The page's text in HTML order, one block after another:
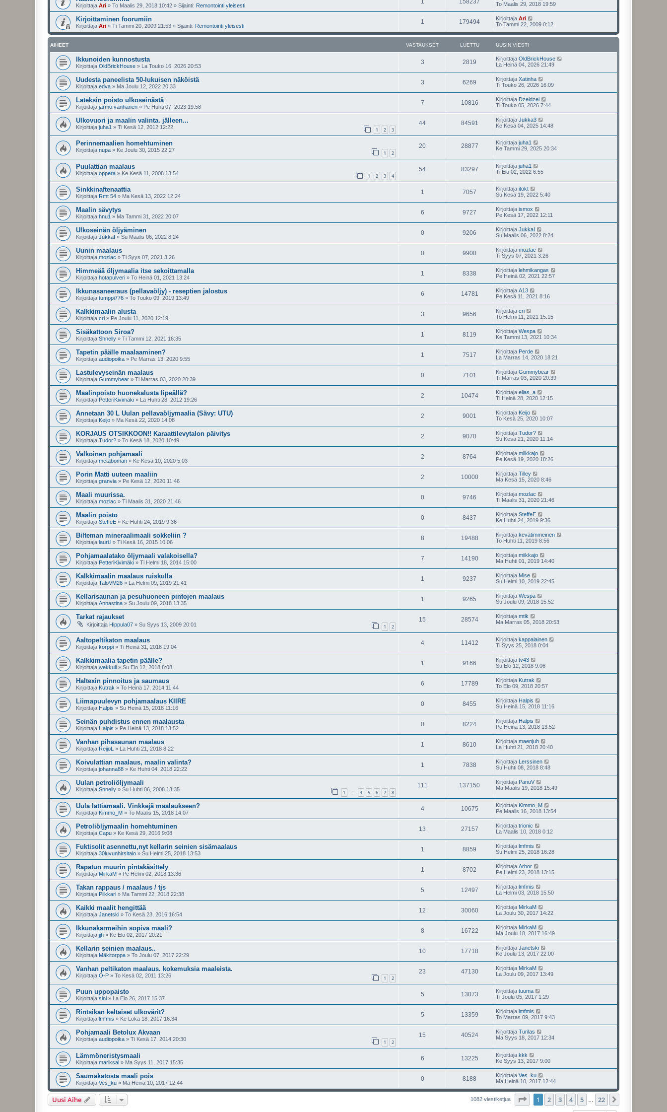
Kirjoittaja Ari » To Maalis 29, 2018 10:42 » Sijainti: Remontointi yleisesti
To Maalis 29, 2018 19:59
Kirjoittaminen foorumiin
Kirjoittaja Ari » Ti Tammi 20, 2009 21:53 » Sijainti: Remontointi yleisesti
1 179494 Kirjoittaja Ari
To Tammi 22, 2009 0:12
AIHEET VASTAUKSET LUETTU UUSIN VIESTI
Ikkunoiden kunnostusta
Kirjoittaja OldBrickHouse » La Touko 16, 2026 20:53
3 2819 Kirjoittaja OldBrickHouse
La Heinä 04, 2026 21:49
Uudesta paneelista 50-lukuisen näköistä
Kirjoittaja edva » Ma Joulu 12, 2022 20:33
3 6269 Kirjoittaja Xatinha
Ti Touko 26, 2026 16:09
Lateksin poisto ulkoseinästä
Kirjoittaja jarmo.vanhanen » Pe Huhti 07, 2023 19:58
7 10816 Kirjoittaja Dzeidzei
Ti Touko 05, 2026 7:44
Ulkovuori ja maalin valinta. jälleen...
Kirjoittaja juha1 » Ti Kesä 12, 2012 12:22 1 2 3
44 84591 Kirjoittaja Jukka3
Ke Kesä 04, 2025 14:48
Perinnemaalien homehtuminen
Kirjoittaja nupa » Ke Joulu 30, 2015 22:27 1 2
20 28877 Kirjoittaja juha1
Ke Tammi 29, 2025 20:34
Puulattian maalaus
Kirjoittaja oppera » Ke Kesä 11, 2008 13:54 1 2 3 4
54 83297 Kirjoittaja juha1
Ti Elo 02, 2022 6:55
Sinkkinaftenaattia
Kirjoittaja Rmt 54 » Ma Kesä 13, 2022 12:24
1 7057 Kirjoittaja itokt
Su Kesä 19, 2022 5:40
Maalin sävytys
Kirjoittaja hnu1 » Ma Tammi 31, 2022 20:07
6 9727 Kirjoittaja ismox
Pe Kesä 17, 2022 12:11
Ulkoseinän öljyäminen
Kirjoittaja JukkaI » Su Maalis 06, 2022 8:24
0 9206 Kirjoittaja JukkaI
Su Maalis 06, 2022 8:24
Uunin maalaus
Kirjoittaja mozlac » Ti Syys 07, 2021 3:26
0 9900 Kirjoittaja mozlac
Ti Syys 07, 2021 3:26
Himmeää öljymaalia itse sekoittamalla
Kirjoittaja hotapulveri » To Heinä 01, 2021 13:24
1 8338 Kirjoittaja lehmikangas
Pe Heinä 02, 2021 22:57
Ikkunasaneeraus (pellavaöljy) - reseptien jalostus
Kirjoittaja tumppi776 » To Touko 09, 2019 13:49
6 14781 Kirjoittaja A13
Pe Kesä 11, 2021 8:16
Kalkkimaalin alusta
Kirjoittaja cri » Pe Joulu 11, 2020 12:19
3 9656 Kirjoittaja cri
To Helmi 11, 2021 15:15
Sisäkattoon Siroa?
Kirjoittaja Shnelly » Ti Tammi 12, 2021 16:35
1 8119 Kirjoittaja Wespa
Ke Tammi 13, 2021 10:34
Tapetin päälle maalaaminen?
Kirjoittaja audiopoika » Pe Marras 13, 2020 9:55
1 7517 Kirjoittaja Perde
La Marras 14, 2020 18:21
Lastulevyseinän maalaus
Kirjoittaja Gummybear » Ti Marras 03, 2020 20:39
0 7101 Kirjoittaja Gummybear
Ti Marras 03, 2020 20:39
Maalinpoisto huonekalusta lipeällä?
Kirjoittaja PetteriKivimäki » La Huhti 28, 2012 19:26
2 10474 Kirjoittaja elias_a
Ti Heinä 28, 2020 12:15
Annetaan 30 L Uulan pellavaöljymaalia (Sävy: UTU)
Kirjoittaja Keijo » Ma Kesä 22, 2020 14:08
2 9001 Kirjoittaja Keijo
To Kesä 25, 2020 10:07
KORJAUS OTSIKKOON!! Karaattilevytalon päivitys
Kirjoittaja Tudor? » To Kesä 18, 2020 10:49
2 9070 Kirjoittaja Tudor?
Su Kesä 21, 2020 11:14
Valkoinen pohjamaali
Kirjoittaja metaboman » Ke Kesä 10, 2020 5:03
2 8764 Kirjoittaja miikkajo
Pe Kesä 19, 2020 18:26
Porin Matti uuteen maaliin
Kirjoittaja granvia » Pe Kesä 12, 2020 11:46
2 10000 Kirjoittaja Tilley
Ma Kesä 15, 2020 8:46
Maali muurissa.
Kirjoittaja mozlac » Ti Maalis 31, 2020 21:46
0 9746 Kirjoittaja mozlac
Ti Maalis 31, 2020 21:46
Maalin poisto
Kirjoittaja SteffeE » Ke Huhti 24, 2019 9:36
0 8437 Kirjoittaja SteffeE
Ke Huhti 24, 2019 9:36
Bilteman mineraalimaali sokkeliin ?
Kirjoittaja lauri.l » Ti Kesä 16, 2015 10:06
8 19488 Kirjoittaja kevätimmeinen
To Huhti 11, 2019 8:56
Pohjamaalatako öljymaali valakoisella?
Kirjoittaja PetteriKivimäki » Ti Helmi 18, 2014 15:00
7 14190 Kirjoittaja miikkajo
Ma Huhti 01, 2019 14:40
Kalkkimaalin maalaus ruiskulla
Kirjoittaja TaloVM26 » La Helmi 09, 2019 21:41
1 9237 Kirjoittaja Mise
Su Helmi 10, 2019 22:45
Kellarisaunan ja pesuhuoneen pintojen maalaus
Kirjoittaja Annastina » Su Joulu 09, 2018 13:35
1 9265 Kirjoittaja Wespa
Su Joulu 09, 2018 15:52
Tarkat rajaukset
Kirjoittaja Hippula07 » Su Syys 13, 2009 20:01 1 2
15 28574 Kirjoittaja mtik
Ma Marras 05, 2018 20:53
Aaltopeltikaton maalaus
Kirjoittaja korppi » Ti Heinä 31, 2018 19:04
4 11412 Kirjoittaja kappalainen
Ti Syys 25, 2018 0:04
Kalkkimaalia tapetin päälle?
Kirjoittaja wekkuli » Su Elo 12, 2018 8:08
1 9166 Kirjoittaja tv43
Su Elo 12, 2018 9:06
Haltexin pinnoitus ja saumaus
Kirjoittaja Kutrak » To Heinä 17, 2014 11:44
6 17789 Kirjoittaja Kutrak
To Elo 09, 2018 20:57
Liimapuulevyn pohjamaalaus KIIRE
Kirjoittaja Halpis » Su Heinä 15, 2018 11:16
0 8455 Kirjoittaja Halpis
Su Heinä 15, 2018 11:16
Seinän puhdistus ennen maalausta
Kirjoittaja Halpis » Pe Heinä 13, 2018 13:52
0 8224 Kirjoittaja Halpis
Pe Heinä 13, 2018 13:52
Vanhan pihasaunan maalaus
Kirjoittaja ReijoL » La Huhti 21, 2018 8:22
1 8610 Kirjoittaja maenjuh
La Huhti 21, 2018 20:40
Koivulattian maalaus, maalin valinta?
Kirjoittaja johanna88 » Ke Huhti 04, 2018 22:22
1 7838 Kirjoittaja Lerssinen
Su Huhti 08, 2018 8:48
Uulan petroliöljymaali
Kirjoittaja Shnelly » Su Huhti 06, 2008 13:35 1 … 4 5 6 7 8
111 137150 Kirjoittaja PanuV
Ma Maalis 19, 2018 15:49
Uula lattiamaali. Vinkkejä maalaukseen?
Kirjoittaja Kimmo_M » To Maalis 15, 2018 14:07
4 10675 Kirjoittaja Kimmo_M
Pe Maalis 16, 2018 13:54
Petroliöljymaalin homehtuminen
Kirjoittaja Capu » Ke Kesä 29, 2016 9:08
13 27157 Kirjoittaja trionic
La Maalis 10, 2018 0:12
Fuktisolit asennettu,nyt kellarin seinien sisämaalaus
Kirjoittaja 30luvunhirsitalo » Su Helmi 25, 2018 13:53
1 8859 Kirjoittaja lmfmis
Su Helmi 25, 2018 16:28
Rapatun muurin pintakäsittely
Kirjoittaja MirkaM » Pe Helmi 02, 2018 13:36
1 8702 Kirjoittaja Arbor
Pe Helmi 23, 2018 13:15
Takan rappaus / maalaus / tjs
Kirjoittaja Piikkari » Ma Tammi 22, 2018 22:38
5 12497 Kirjoittaja lmfmis
La Helmi 03, 2018 15:50
Kaikki maalit hengittää
Kirjoittaja Janetski » To Kesä 23, 2016 16:54
12 30060 Kirjoittaja MirkaM
La Joulu 30, 2017 14:22
Ikkunakarmeihin sopiva maali?
Kirjoittaja jjh » Ke Elo 02, 2017 20:21
8 16722 Kirjoittaja MirkaM
Ma Joulu 18, 2017 16:49
Kellarin seinien maalaus..
Kirjoittaja Mäkitorppa » To Joulu 07, 2017 22:29
10 17718 Kirjoittaja Janetski
Ke Joulu 13, 2017 22:00
Vanhan peltikaton maalaus. kokemuksia maaleista.
Kirjoittaja O-P » To Kesä 02, 2011 13:26 1 2
23 47130 Kirjoittaja MirkaM
La Joulu 09, 2017 13:49
Puun uppopaisto
Kirjoittaja sini » La Elo 26, 2017 15:37
5 13073 Kirjoittaja tuuma
Ti Joulu 05, 2017 1:29
Rintsikan keltaiset ulkovärit?
Kirjoittaja lmfmis » Ke Loka 18, 2017 16:34
5 13359 Kirjoittaja lmfmis
To Marras 09, 2017 9:43
Pohjamaali Betolux Akvaan
Kirjoittaja audiopoika » Ti Kesä 17, 2014 20:30 1 2
15 40524 Kirjoittaja Turilas
Ma Syys 18, 2017 12:34
Lämmöneristysmaali
Kirjoittaja mariksal » Ma Syys 11, 2017 15:35
6 13225 Kirjoittaja kkk
Ke Syys 13, 2017 9:00
Saumakatosta maali pois
Kirjoittaja Ves_ku » Ma Heinä 10, 2017 12:44
0 8188 Kirjoittaja Ves_ku
Ma Heinä 10, 2017 12:44
Uusi Aihe 1082 viestiketjua Sivu 22
1 2 3 4 5 22